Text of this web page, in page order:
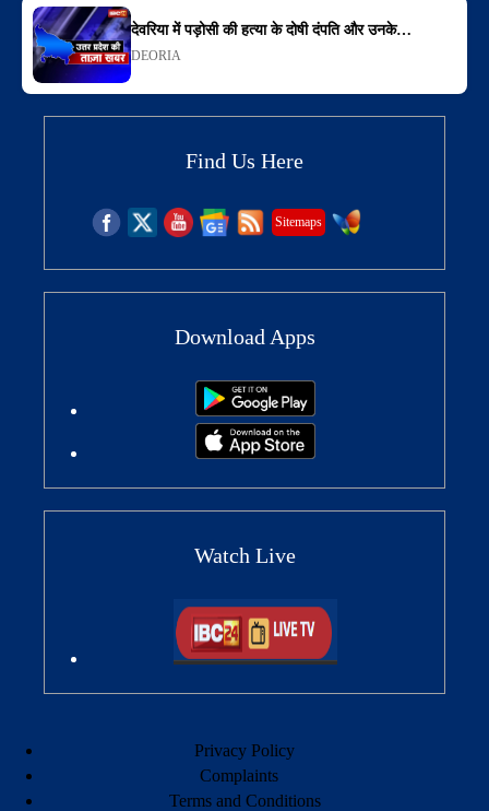
देवरिया में पड़ोसी की हत्या के दोषी दंपति और उनके…
DEORIA
Find Us Here
Sitemaps
Download Apps
Watch Live
Privacy Policy
Complaints
Terms and Conditions